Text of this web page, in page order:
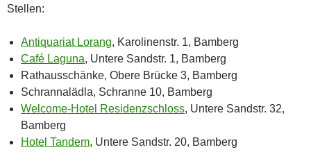
Stellen:
Antiquariat Lorang, Karolinenstr. 1, Bamberg
Café Laguna, Untere Sandstr. 1, Bamberg
Rathausschänke, Obere Brücke 3, Bamberg
Schrannalädla, Schranne 10, Bamberg
Welcome-Hotel Residenzschloss, Untere Sandstr. 32,
Bamberg
Hotel Tandem, Untere Sandstr. 20, Bamberg